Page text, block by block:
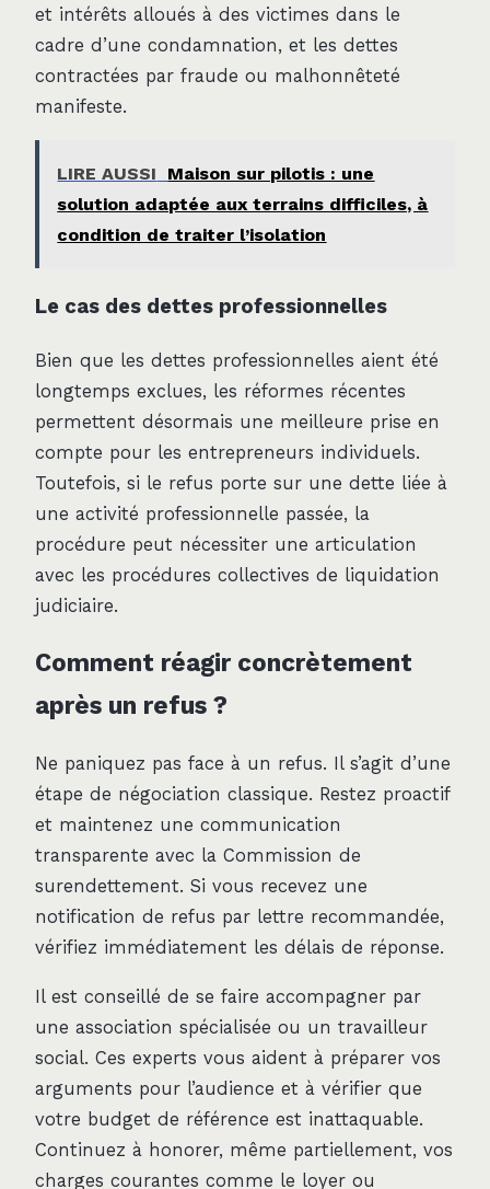
et intérêts alloués à des victimes dans le
cadre d’une condamnation, et les dettes
contractées par fraude ou malhonnêteté
manifeste.
LIRE AUSSI
Maison sur pilotis : une
solution adaptée aux terrains difficiles, à
condition de traiter l’isolation
Le cas des dettes professionnelles
Bien que les dettes professionnelles aient été
longtemps exclues, les réformes récentes
permettent désormais une meilleure prise en
compte pour les entrepreneurs individuels.
Toutefois, si le refus porte sur une dette liée à
une activité professionnelle passée, la
procédure peut nécessiter une articulation
avec les procédures collectives de liquidation
judiciaire.
Comment réagir concrètement
après un refus ?
Ne paniquez pas face à un refus. Il s’agit d’une
étape de négociation classique. Restez proactif
et maintenez une communication
transparente avec la Commission de
surendettement. Si vous recevez une
notification de refus par lettre recommandée,
vérifiez immédiatement les délais de réponse.
Il est conseillé de se faire accompagner par
une association spécialisée ou un travailleur
social. Ces experts vous aident à préparer vos
arguments pour l’audience et à vérifier que
votre budget de référence est inattaquable.
Continuez à honorer, même partiellement, vos
charges courantes comme le loyer ou